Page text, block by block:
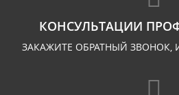
КОНСУЛЬТАЦИИ
ЗАКАЖИТЕ ОБРАТНЫЙ